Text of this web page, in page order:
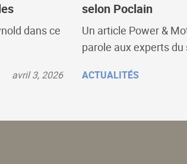
dans ce
avril 3, 2026
selon Poclain
Un article Power &
parole aux experts du
ACTUALITÉS